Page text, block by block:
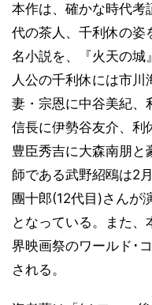
本作は、確かな時代考
代の茶人、千利休の姿
名小説を、『火天の城
人公の千利休には市川
妻・宗恩に中谷美紀、
信長に伊勢谷友介、利
豊臣秀吉に大森南朋と
師である武野紹鴎は2
團十郎(12代目)さんが
となっている。また
界映画祭のワールド･
される。